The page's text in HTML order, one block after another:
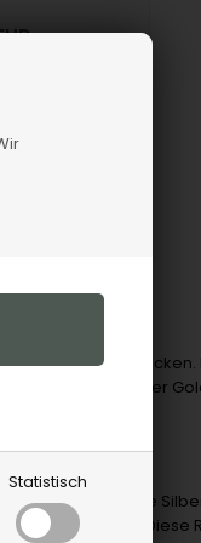
Statistisch
aus Silber oder
Gewundene
sorgen. Diese